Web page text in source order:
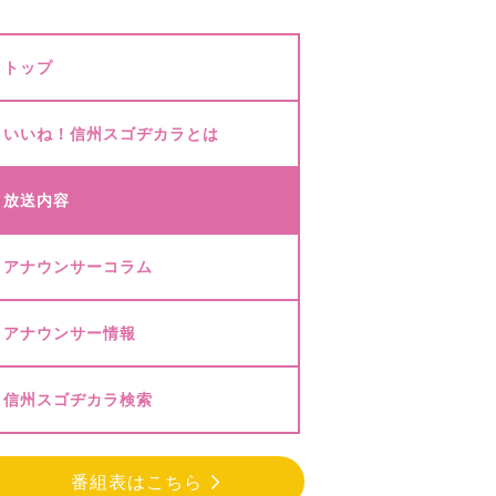
トップ
いいね！信州スゴヂカラとは
放送内容
アナウンサーコラム
アナウンサー情報
信州スゴヂカラ検索
番組表はこちら